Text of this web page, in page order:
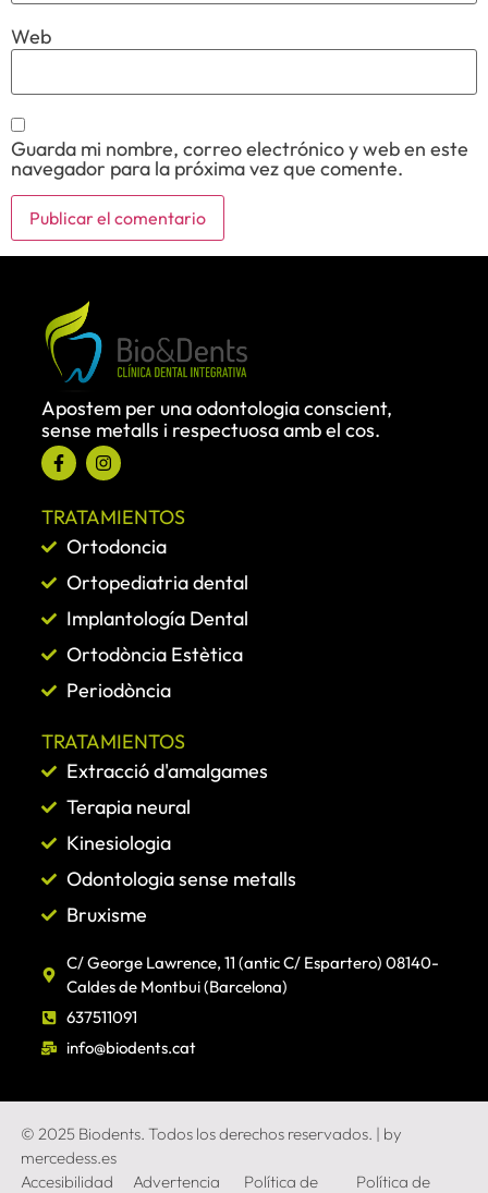
Web
Guarda mi nombre, correo electrónico y web en este
navegador para la próxima vez que comente.
Apostem per una odontologia conscient,
sense metalls i respectuosa amb el cos.
TRATAMIENTOS
Ortodoncia
Ortopediatria dental
Implantología Dental
Ortodòncia Estètica
Periodòncia
TRATAMIENTOS
Extracció d'amalgames
Terapia neural
Kinesiologia
Odontologia sense metalls
Bruxisme
C/ George Lawrence, 11 (antic C/ Espartero) 08140-
Caldes de Montbui (Barcelona)
637511091
info@biodents.cat
© 2025 Biodents. Todos los derechos reservados. | by
mercedess.es
Accesibilidad
Advertencia Política de Política de